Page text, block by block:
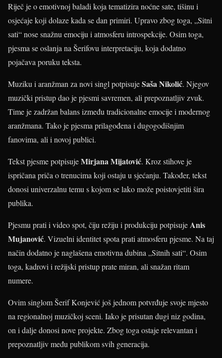
Riječ je o emotivnoj baladi koja tematizira noćne sate, tišinu i
osjećaje koji dolaze kada se dan primiri. Upravo zbog toga, „Sitni
sati“ nose snažnu emociju i atmosferu introspekcije. Osim toga,
pjesma se oslanja na Šerifovu interpretaciju, koja dodatno
pojačava poruku teksta.
Muziku i aranžman za novi singl potpisujeSaša Nikolić. Njegov
muzički pristup dao je pjesmi savremen, ali prepoznatljiv zvuk.
Time je zadržan balans između tradicionalne emocije i modernog
aranžmana. Tako je pjesma prilagođena i dugogodišnjim
fanovima, ali i novoj publici.
Tekst pjesme potpisujeMirjana Mijatović. Kroz stihove je
ispričana priča o trenucima koji ostaju u sjećanju. Također, tekst
donosi univerzalnu temu s kojom se lako može poistovjetiti šira
publika.
Pjesmu prati i video spot, čiju režiju i produkciju potpisujeAnis
Mujanović. Vizuelni identitet spota prati atmosferu pjesme. Na taj
način dodatno je naglašena emotivna dubina „Sitnih sati“. Osim
toga, kadrovi i režijski pristup prate miran, ali snažan ritam
numere.
Ovim singlom Šerif Konjević još jednom potvrđuje svoje mjesto
na regionalnoj muzičkoj sceni. Iako je prisutan dugi niz godina,
on i dalje donosi nove projekte. Zbog toga ostaje relevantan i
prepoznatljiv među publikom svih generacija.